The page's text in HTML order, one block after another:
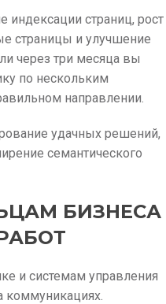
страниц, рост
страницы и улучшение
через три месяца вы
по нескольким
направлении.
удачных решений,
семантического
БИЗНЕСА
и системам управления
коммуникациях.